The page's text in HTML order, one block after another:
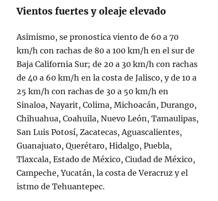
Vientos fuertes y oleaje elevado
Asimismo, se pronostica viento de 60 a 70
km/h con rachas de 80 a 100 km/h en el sur de
Baja California Sur; de 20 a 30 km/h con rachas
de 40 a 60 km/h en la costa de Jalisco, y de 10 a
25 km/h con rachas de 30 a 50 km/h en
Sinaloa, Nayarit, Colima, Michoacán, Durango,
Chihuahua, Coahuila, Nuevo León, Tamaulipas,
San Luis Potosí, Zacatecas, Aguascalientes,
Guanajuato, Querétaro, Hidalgo, Puebla,
Tlaxcala, Estado de México, Ciudad de México,
Campeche, Yucatán, la costa de Veracruz y el
istmo de Tehuantepec.